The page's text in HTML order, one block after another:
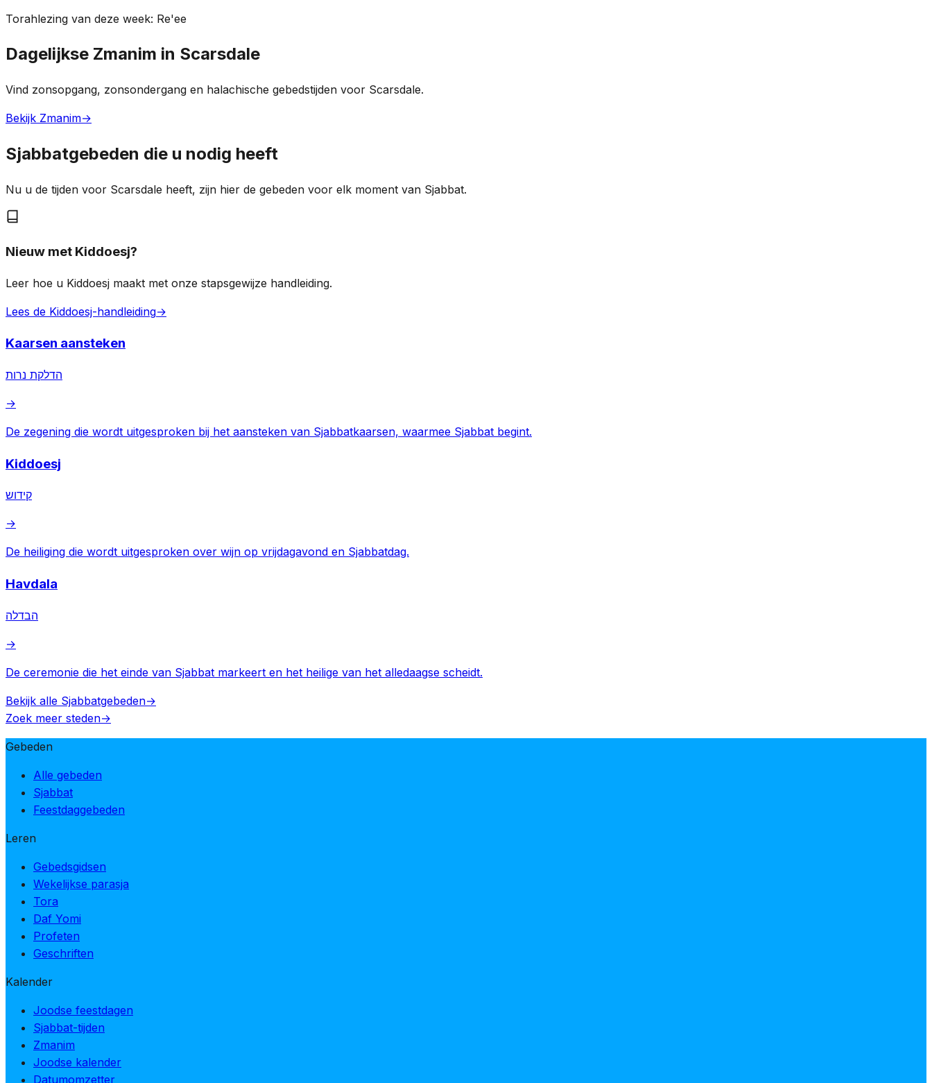
Torahlezing van deze week: Re'ee
Dagelijkse Zmanim in Scarsdale
Vind zonsopgang, zonsondergang en halachische gebedstijden voor Scarsdale.
Bekijk Zmanim→
Sjabbatgebeden die u nodig heeft
Nu u de tijden voor Scarsdale heeft, zijn hier de gebeden voor elk moment van Sjabbat.
Nieuw met Kiddoesj?
Leer hoe u Kiddoesj maakt met onze stapsgewijze handleiding.
Lees de Kiddoesj-handleiding→
Kaarsen aansteken
הדלקת נרות
→
De zegening die wordt uitgesproken bij het aansteken van Sjabbatkaarsen, waarmee Sjabbat begint.
Kiddoesj
קידוש
→
De heiliging die wordt uitgesproken over wijn op vrijdagavond en Sjabbatdag.
Havdala
הבדלה
→
De ceremonie die het einde van Sjabbat markeert en het heilige van het alledaagse scheidt.
Bekijk alle Sjabbatgebeden→
Zoek meer steden→
Gebeden
Alle gebeden
Sjabbat
Feestdaggebeden
Leren
Gebedsgidsen
Wekelijkse parasja
Tora
Daf Yomi
Profeten
Geschriften
Kalender
Joodse feestdagen
Sjabbat-tijden
Zmanim
Joodse kalender
Datumomzetter